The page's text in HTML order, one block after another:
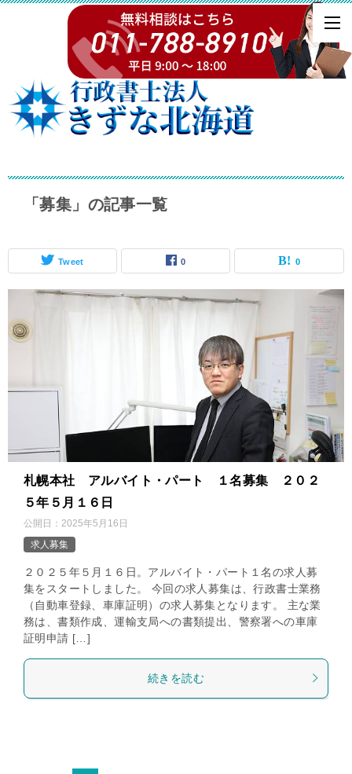
「募集」の記事一覧
Tweet 0 0
札幌本社 アルバイト・パート １名募集 ２０２
５年５月１６日
公開日： 2025年5月16日
求人募集
２０２５年５月１６日。アルバイト・パート１名の求人募
集をスタートしました。 今回の求人募集は、行政書士業務
（自動車登録、車庫証明）の求人募集となります。 主な業
務は、書類作成、運輸支局への書類提出、警察署への車庫
証明申請 […]
続きを読む